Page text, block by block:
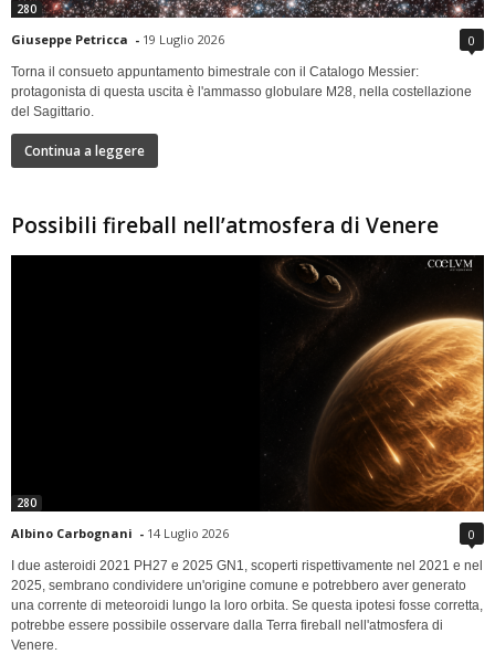
280
Giuseppe Petricca - 19 Luglio 2026 0
Torna il consueto appuntamento bimestrale con il Catalogo Messier:
protagonista di questa uscita è l'ammasso globulare M28, nella costellazione
del Sagittario.
Continua a leggere
Possibili fireball nell’atmosfera di Venere
280
Albino Carbognani - 14 Luglio 2026 0
I due asteroidi 2021 PH27 e 2025 GN1, scoperti rispettivamente nel 2021 e nel
2025, sembrano condividere un'origine comune e potrebbero aver generato
una corrente di meteoroidi lungo la loro orbita. Se questa ipotesi fosse corretta,
potrebbe essere possibile osservare dalla Terra fireball nell'atmosfera di
Venere.